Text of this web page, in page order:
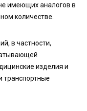
имеющих аналогов в
количестве.
в частности,
изделия и
транспортные